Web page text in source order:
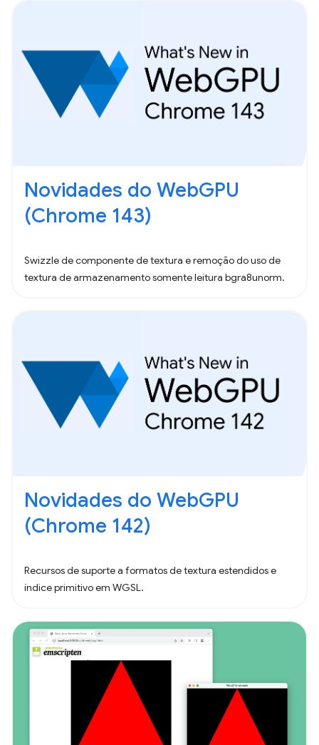
Novidades do WebGPU
(Chrome 143)
Swizzle de componente de textura e remoção do uso de
textura de armazenamento somente leitura bgra8unorm.
Novidades do WebGPU
(Chrome 142)
Recursos de suporte a formatos de textura estendidos e
índice primitivo em WGSL.